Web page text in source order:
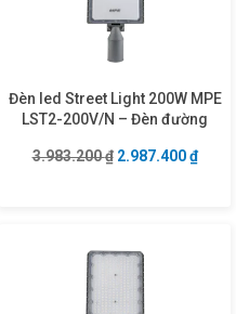
là: 320.500 ₫.
Đèn led Street Light 200W MPE
LST2-200V/N – Đèn đường
3.983.200₫ Giá gốc là:
2.987.400₫Giá